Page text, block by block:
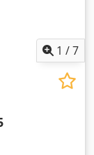
1 /7